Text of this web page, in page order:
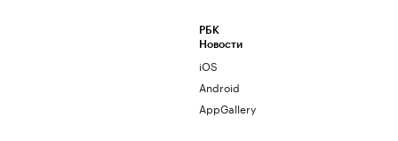
РБК
Новости
iOS
Android
AppGallery